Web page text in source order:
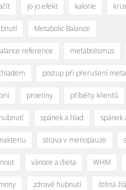
jo-jo efekt kalorie
Metabolic Balance
reference metabolismus
postup při přerušení
proetiny příběhy klientů
spánek a hlad spánek
strava v menopauze
vánoce a dieta WHM
zdravé hubnutí štítná